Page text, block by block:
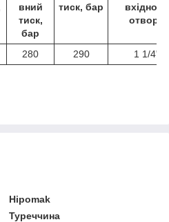
вний
тиск,
бар
тиск, бар
вхідного
отвору
280 290 1 1/4"
Hipomak
Туреччина